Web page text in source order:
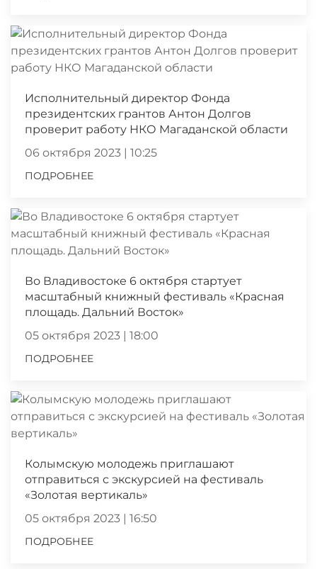
Исполнительный директор Фонда
президентских грантов Антон Долгов
проверит работу НКО Магаданской области
06 октября 2023 | 10:25
ПОДРОБНЕЕ
Во Владивостоке 6 октября стартует
масштабный книжный фестиваль «Красная
площадь. Дальний Восток»
05 октября 2023 | 18:00
ПОДРОБНЕЕ
Колымскую молодежь приглашают
отправиться с экскурсией на фестиваль
«Золотая вертикаль»
05 октября 2023 | 16:50
ПОДРОБНЕЕ